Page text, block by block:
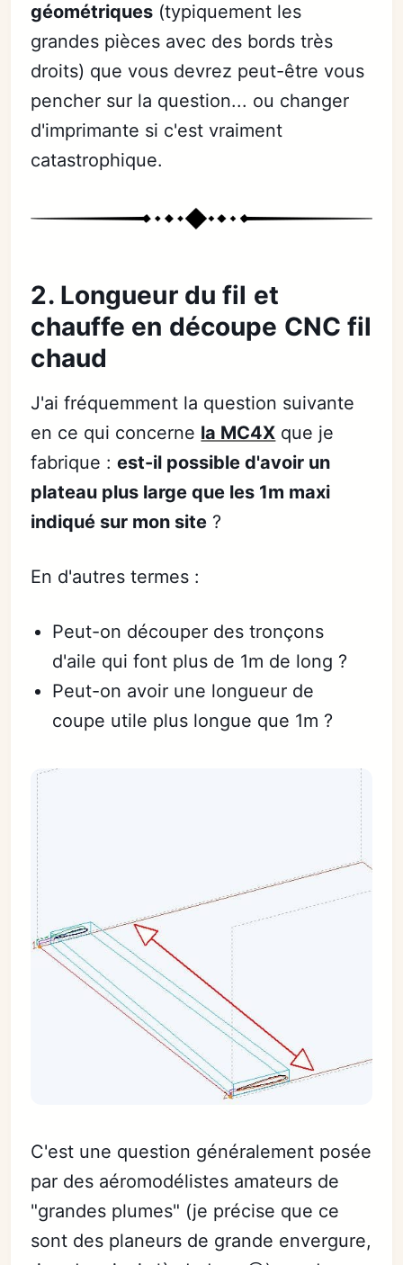
géométriques (typiquement les
grandes pièces avec des bords très
droits) que vous devrez peut-être vous
pencher sur la question... ou changer
d'imprimante si c'est vraiment
catastrophique.
2. Longueur du fil et
chauffe en découpe CNC fil
chaud
J'ai fréquemment la question suivante
en ce qui concerne la MC4X que je
fabrique :est-il possible d'avoir un
plateau plus large que les 1m maxi
indiqué sur mon site ?
En d'autres termes :
Peut-on découper des tronçons
d'aile qui font plus de 1m de long ?
Peut-on avoir une longueur de
coupe utile plus longue que 1m ?
C'est une question généralement posée
par des aéromodélistes amateurs de
"grandes plumes" (je précise que ce
sont des planeurs de grande envergure,